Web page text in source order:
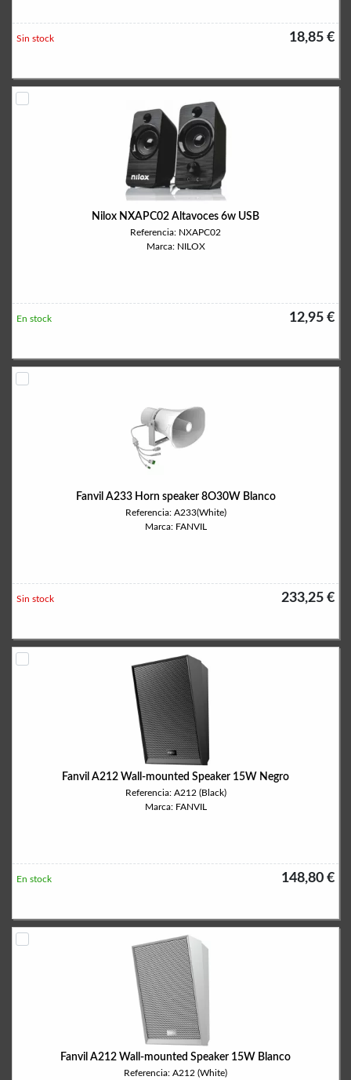
18,85 €
Sin stock
Nilox NXAPC02 Altavoces 6w USB
Referencia: NXAPC02
Marca: NILOX
12,95 €
En stock
Fanvil A233 Horn speaker 8O30W Blanco
Referencia: A233(White)
Marca: FANVIL
233,25 €
Sin stock
Fanvil A212 Wall-mounted Speaker 15W Negro
Referencia: A212 (Black)
Marca: FANVIL
148,80 €
En stock
Fanvil A212 Wall-mounted Speaker 15W Blanco
Referencia: A212 (White)